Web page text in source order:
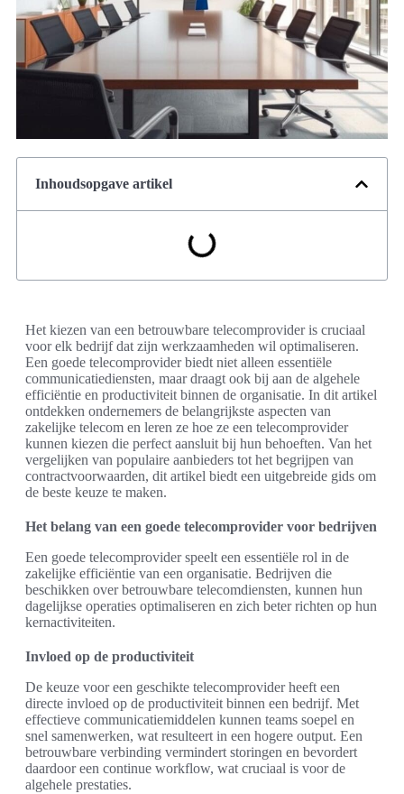
Inhoudsopgave artikel
Het kiezen van een betrouwbare telecomprovider is cruciaal
voor elk bedrijf dat zijn werkzaamheden wil optimaliseren.
Een goede telecomprovider biedt niet alleen essentiële
communicatiediensten, maar draagt ook bij aan de algehele
efficiëntie en productiviteit binnen de organisatie. In dit artikel
ontdekken ondernemers de belangrijkste aspecten van
zakelijke telecom en leren ze hoe ze een telecomprovider
kunnen kiezen die perfect aansluit bij hun behoeften. Van het
vergelijken van populaire aanbieders tot het begrijpen van
contractvoorwaarden, dit artikel biedt een uitgebreide gids om
de beste keuze te maken.
Het belang van een goede telecomprovider voor bedrijven
Een goede telecomprovider speelt een essentiële rol in de
zakelijke efficiëntie van een organisatie. Bedrijven die
beschikken over betrouwbare telecomdiensten, kunnen hun
dagelijkse operaties optimaliseren en zich beter richten op hun
kernactiviteiten.
Invloed op de productiviteit
De keuze voor een geschikte telecomprovider heeft een
directe invloed op de productiviteit binnen een bedrijf. Met
effectieve communicatiemiddelen kunnen teams soepel en
snel samenwerken, wat resulteert in een hogere output. Een
betrouwbare verbinding vermindert storingen en bevordert
daardoor een continue workflow, wat cruciaal is voor de
algehele prestaties.